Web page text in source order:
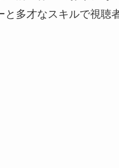
と多才なスキルで視聴